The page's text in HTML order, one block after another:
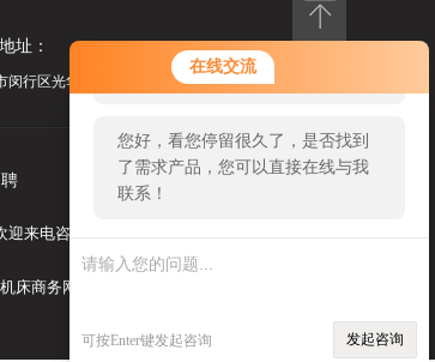
在线交流
您好！欢迎前来咨询，很高兴为您
服务，请问您要咨询什么问题呢？
您好，看您停留很久了，是否找到
了需求产品，您可以直接在线与我
联系！
可按Enter键发起咨询 发起咨询
址：
闵行区光华路248号漕河泾光华园1号楼1201
联系我们
来电咨询！
机床商务网